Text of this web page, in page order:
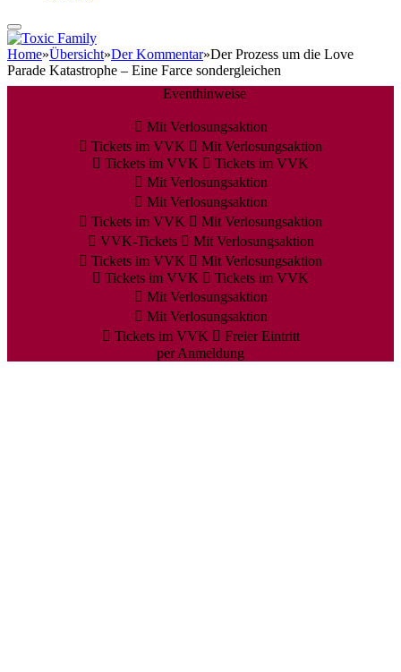
Home»Übersicht»Der Kommentar»Der Prozess um die Love
Parade Katastrophe – Eine Farce sondergleichen
Eventhinweise
Mit Verlosungsaktion
Tickets im VVK
Mit Verlosungsaktion
Tickets im VVK
Tickets im VVK
Mit Verlosungsaktion
Mit Verlosungsaktion
Tickets im VVK
Mit Verlosungsaktion
VVK-Tickets
Mit Verlosungsaktion
Tickets im VVK
Mit Verlosungsaktion
Tickets im VVK
Tickets im VVK
Mit Verlosungsaktion
Mit Verlosungsaktion
Tickets im VVK
Freier Eintritt
per Anmeldung